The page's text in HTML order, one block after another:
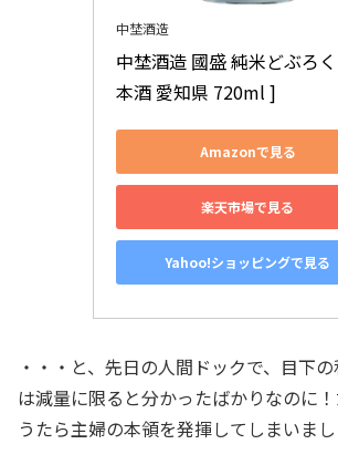
中埜酒造
中埜酒造 國盛 純米どぶろ
本酒 愛知県 720ml ]
Amazonで見る
楽天市場で見る
Yahoo!ショッピングで見る
・・・と、先日の人間ドックで、目下
は減量に限ると分かったばかりなのに
うたら主婦の本領を発揮してしまいまし